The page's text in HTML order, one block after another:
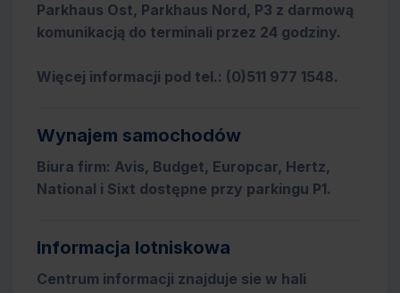
Parkhaus Ost, Parkhaus Nord, P3 z darmową
komunikacją do terminali przez 24 godziny.
Więcej informacji pod tel.: (0)511 977 1548.
Wynajem samochodów
Biura firm: Avis, Budget, Europcar, Hertz,
National i Sixt dostępne przy parkingu P1.
Informacja lotniskowa
Centrum informacji znajduje sie w hali